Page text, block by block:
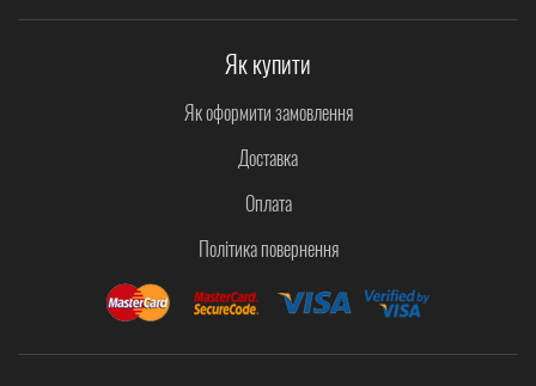
Як купити
Як оформити замовлення
Доставка
Оплата
Політика повернення